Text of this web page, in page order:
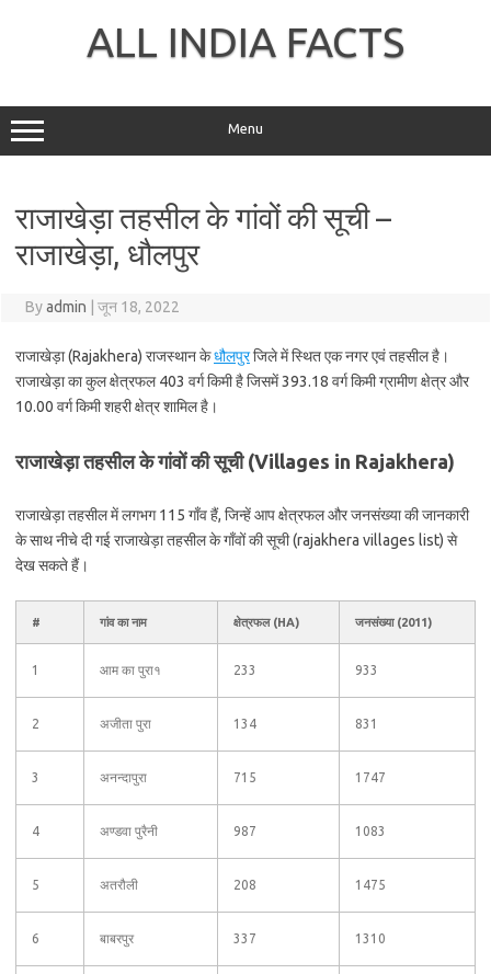
ALL INDIA FACTS
Menu
राजाखेड़ा तहसील के गांवों की सूची –
राजाखेड़ा, धौलपुर
Byadmin जून 18, 2022
राजाखेड़ा (Rajakhera) राजस्थान केधौलपुरजिले में स्थित एक नगर एवं तहसील है।
राजाखेड़ा का कुल क्षेत्रफल 403 वर्ग किमी है जिसमें 393.18 वर्ग किमी ग्रामीण क्षेत्र और
10.00 वर्ग किमी शहरी क्षेत्र शामिल है।
राजाखेड़ा तहसील के गांवों की सूची (Villages in Rajakhera)
राजाखेड़ा तहसील में लगभग 115 गाँव हैं, जिन्हें आप क्षेत्रफल और जनसंख्या की जानकारी
के साथ नीचे दी गई राजाखेड़ा तहसील के गाँवों की सूची (rajakhera villages list) से
देख सकते हैं।
# गांव का नाम क्षेत्रफल (HA) जनसंख्या (2011)
1 आम का पुरा१ 233 933
2 अजीता पुरा 134 831
3 अनन्दापुरा 715 1747
4 अण्डवा पुरैनी 987 1083
5 अतरौली 208 1475
6 बाबरपुर 337 1310